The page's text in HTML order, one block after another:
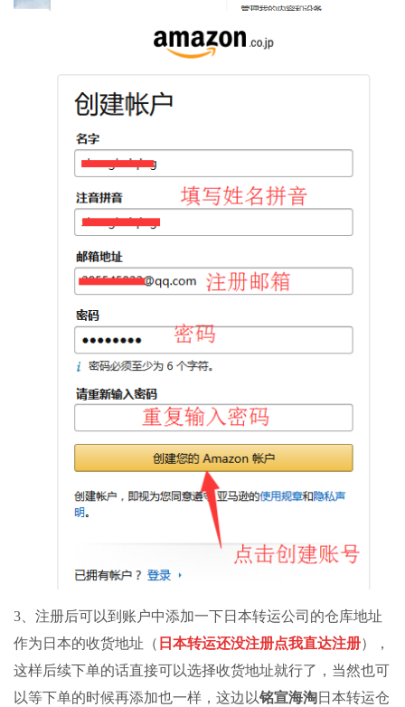
3、注册后可以到账户中添加一下日本转运公司 的仓库地址
作为日本的收货地址（ 日本转运还没注册点我直达注册），
这样后续下单的话直接可以选择收货地址就行了，当然也可
以等下单的时候再添加也一样，这边以铭宣海淘日本转运仓